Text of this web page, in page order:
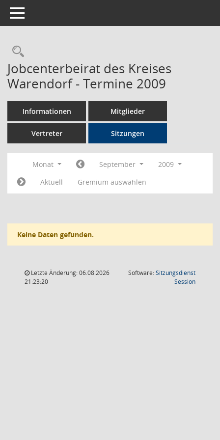
Toggle navigation
Rechercheauswahl
Jobcenterbeirat des Kreises
Warendorf - Termine 2009
Informationen Mitglieder
Vertreter Sitzungen
Monat September
2009
Aktuell
Gremium auswählen
Keine Daten gefunden.
Letzte Änderung: 06.08.2026
21:23:20
Software:Sitzungsdienst
Session(Wird in